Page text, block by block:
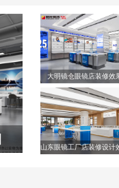
大明镜仓眼镜店装修效
山东眼镜工厂店装修设计